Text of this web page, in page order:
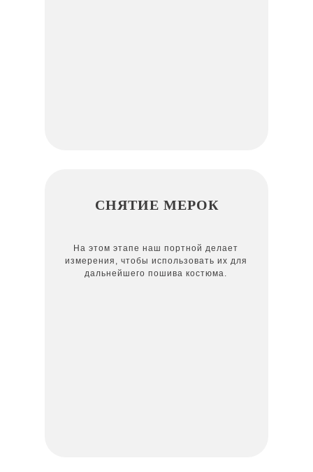
На этом этапе наш портной делает
измерения, чтобы использовать их для
дальнейшего пошива костюма.
СНЯТИЕ МЕРОК